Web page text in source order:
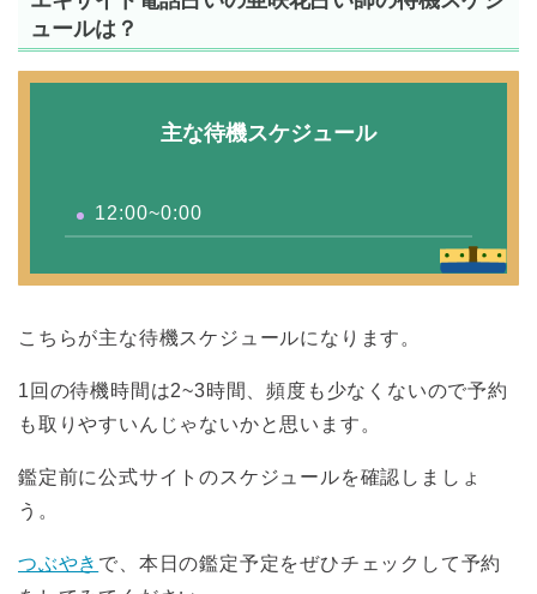
ュールは？
主な待機スケジュール
12:00~0:00
こちらが主な待機スケジュールになります。
1回の待機時間は2~3時間、頻度も少なくないので予約
も取りやすいんじゃないかと思います。
鑑定前に公式サイトのスケジュールを確認しましょ
う。
つぶやき で、本日の鑑定予定をぜひチェックして予約